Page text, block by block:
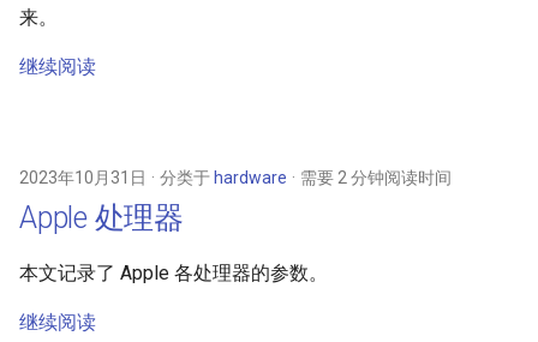
来。
继续阅读
2023年10月31日 分类于 hardware 需要 2 分钟阅读时间
Apple 处理器
本文记录了 Apple 各处理器的参数。
继续阅读